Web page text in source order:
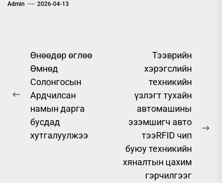
Admin 2026-04-13
Post
navigation
Previous
post:
Өнөөдөр өглөө
Өмнөд
Солонгосын
Ардчилсан
намын дарга
бусдад
хутгалуулжээ
Тээврийн
хэрэгслийн
техникийн
үзлэгт тухайн
автомашины
эзэмшигч авто
тээRFID чип
буюу техникийн
хяналтын цахим
гэрчилгээг